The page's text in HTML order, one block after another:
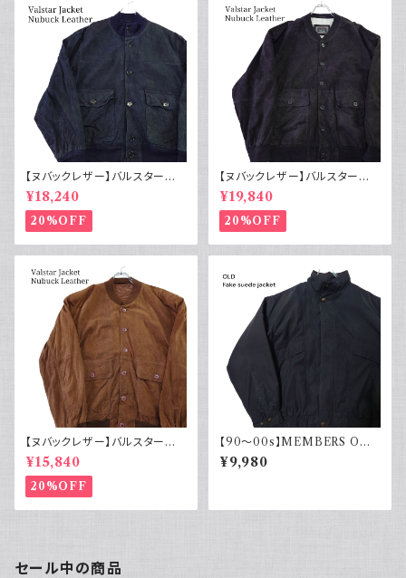
【ヌバックレザー】バルスター型
ブルゾンジャケット ユーロ古着
ヴィンテージ 紺
¥18,240
20%OFF
【ヌバックレザー】バルスター型
ブルゾンジャケット イタリア ヴィ
ンテージ 黒
¥19,840
20%OFF
【ヌバックレザー】バルスター型
ブルゾンジャケット ヴァルスター
ヴィンテージ
¥15,840
20%OFF
【90～00s】MEMBERS ONL
Y メンバーズオンリー フェード
スエード ブルゾンジャケット ス
000年代
¥9,980
セール中の商品